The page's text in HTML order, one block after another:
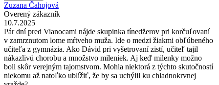
Zuzana Čahojová
Overený zákazník
10.7.2025
Pár dní pred Vianocami nájde skupinka tínedžerov pri korčuľovaní
v zamrznutom lome mŕtveho muža. Ide o medzi žiakmi obľúbeného
učiteľa z gymnázia. Ako Dávid pri vyšetrovaní zistí, učiteľ tajil
nákazlivú chorobu a množstvo mileniek. Aj keď milenky možno
boli skôr verejným tajomstvom. Mohla niektorá z týchto skutočností
niekomu až natoľko ublížiť, že by sa uchýlil ku chladnokrvnej